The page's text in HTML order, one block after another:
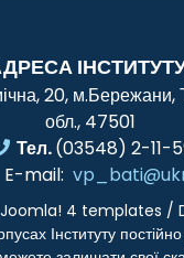
20, м.Бережани,
обл., 47501
Тел.(03548) 2-11-
E-mail:
4 templates /
Інституту постійно